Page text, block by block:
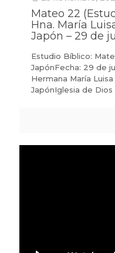
Mateo 22
Hna. María
Japón – 29 de
Estudio Bíblico:
JapónFecha: 29 de
Hermana María
JapónIglesia de Dios